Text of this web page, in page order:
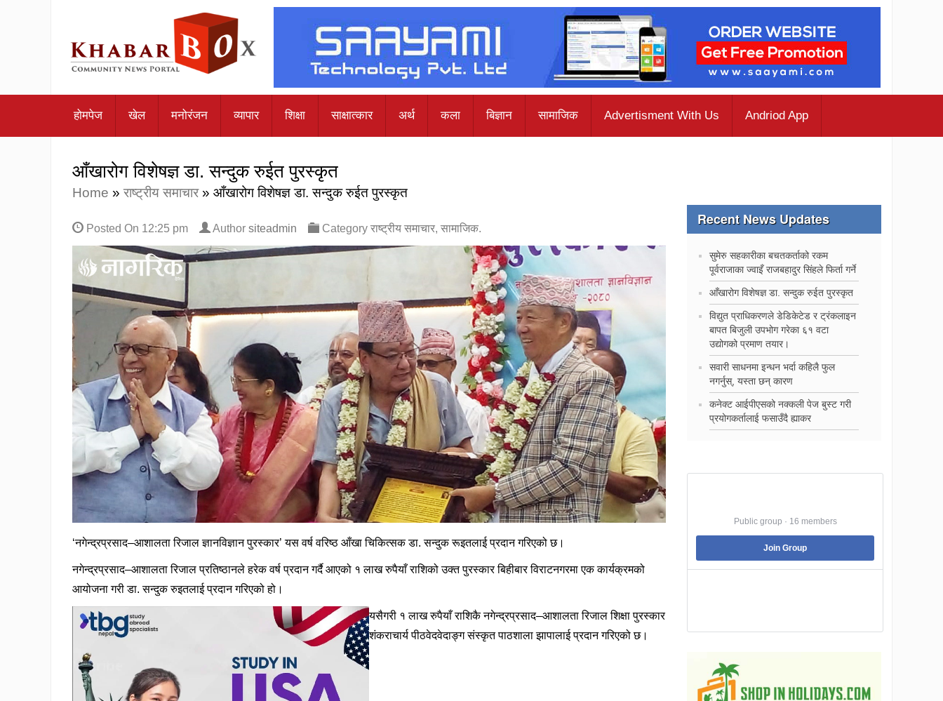
होमपेज खेल मनोरंजन व्यापार शिक्षा साक्षात्कार अर्थ कला बिज्ञान सामाजिक Advertisment With Us Andriod App
‍आँखारोग विशेषज्ञ डा. सन्दुक रुईत पुरस्कृत
Home » राष्ट्रीय समाचार» ‍आँखारोग विशेषज्ञ डा. सन्दुक रुईत पुरस्कृत
Posted On 12:25 pm Author siteadmin Category राष्ट्रीय समाचार, सामाजिक.
‘नगेन्द्रप्रसाद–आशालता रिजाल ज्ञानविज्ञान पुरस्कार’ यस वर्ष वरिष्ठ आँखा चिकित्सक डा. सन्दुक रूइतलाई प्रदान गरिएको छ।
नगेन्द्रप्रसाद–आशालता रिजाल प्रतिष्ठानले हरेक वर्ष प्रदान गर्दै आएको १ लाख रुपैयाँ राशिको उक्त पुरस्कार बिहीबार विराटनगरमा एक कार्यक्रमको
आयोजना गरी डा. सन्दुक रुइतलाई प्रदान गरिएको हो।
यसैगरी १ लाख रुपैयाँ राशिकै नगेन्द्रप्रसाद–आशालता रिजाल शिक्षा पुरस्कार
शंकराचार्य पीठवेदवेदाङ्ग संस्कृत पाठशाला झापालाई प्रदान गरिएको छ।
Recent News Updates
सुमेरु सहकारीका बचतकर्ताको रकम
पूर्वराजाका ज्वाइँ राजबहादुर सिंहले फिर्ता गर्ने
‍आँखारोग विशेषज्ञ डा. सन्दुक रुईत पुरस्कृत
विद्युत प्राधिकरणले डेडिकेटेड र ट्रंकलाइन
बापत बिजुली उपभोग गरेका ६१ वटा
उद्योगको प्रमाण तयार।
सवारी साधनमा इन्धन भर्दा कहिलै फुल
नगर्नुस्, यस्ता छन् कारण
कनेक्ट आईपीएसको नक्कली पेज बुस्ट गरी
प्रयोगकर्तालाई फसाउँदै ह्याकर
Public group · 16 members
Join Group